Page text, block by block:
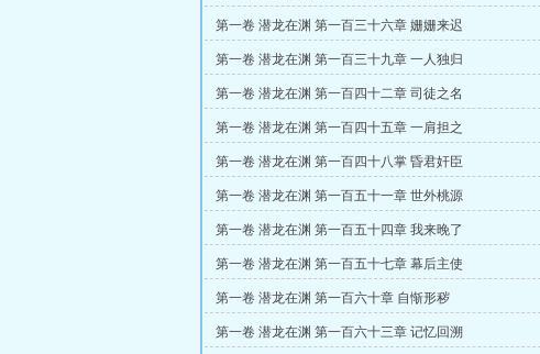
第一卷 潜龙在渊 第一百三十六章 姗姗来迟
第一卷 潜龙在渊 第一百三十九章 一人独归
第一卷 潜龙在渊 第一百四十二章 司徒之名
第一卷 潜龙在渊 第一百四十五章 一肩担之
第一卷 潜龙在渊 第一百四十八掌 昏君奸臣
第一卷 潜龙在渊 第一百五十一章 世外桃源
第一卷 潜龙在渊 第一百五十四章 我来晚了
第一卷 潜龙在渊 第一百五十七章 幕后主使
第一卷 潜龙在渊 第一百六十章 自惭形秽
第一卷 潜龙在渊 第一百六十三章 记忆回溯